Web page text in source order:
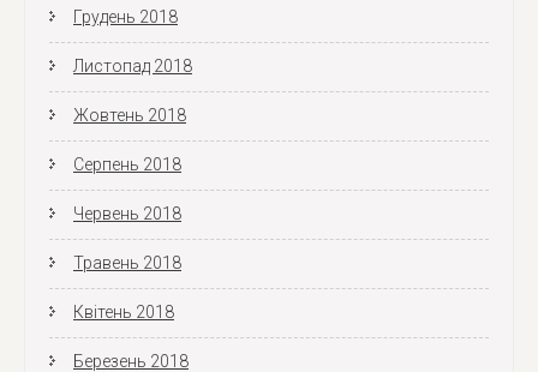
Грудень 2018
Листопад 2018
Жовтень 2018
Серпень 2018
Червень 2018
Травень 2018
Квітень 2018
Березень 2018